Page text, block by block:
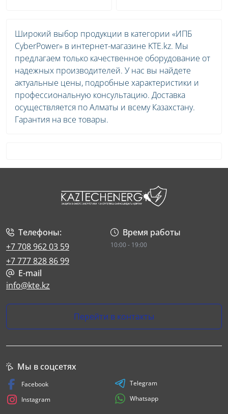
Широкий выбор продукции в категории «ИПБ
CyberPower» в интернет-магазине KTE.kz. Мы
предлагаем только качественное оборудование от
надежных производителей. У нас вы найдете
актуальные цены, подробные характеристики и
профессиональную консультацию. Доставка
осуществляется по Алматы и всему Казахстану.
Гарантия на все товары.
Телефоны:
+7 708 962 03 59
+7 777 828 86 99
Время работы
10:00 - 19:00
E-mail
info@kte.kz
Перейти в контакты
Мы в соцсетях
Facebook
Instagram
Telegram
Whatsapp